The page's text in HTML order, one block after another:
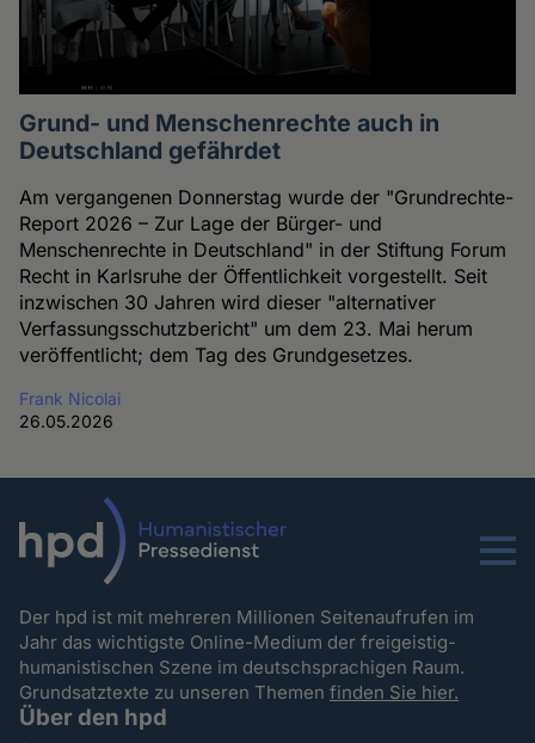
Grund- und Menschenrechte auch in
Deutschland gefährdet
Am vergangenen Donnerstag wurde der "Grundrechte-
Report 2026 – Zur Lage der Bürger- und
Menschenrechte in Deutschland" in der Stiftung Forum
Recht in Karlsruhe der Öffentlichkeit vorgestellt. Seit
inzwischen 30 Jahren wird dieser "alternativer
Verfassungsschutzbericht" um dem 23. Mai herum
veröffentlicht; dem Tag des Grundgesetzes.
Frank Nicolai
26.05.2026
Menu
Der hpd ist mit mehreren Millionen Seitenaufrufen im
Jahr das wichtigste Online-Medium der freigeistig-
humanistischen Szene im deutschsprachigen Raum.
Grundsatztexte zu unseren Themenfinden Sie hier.
Über den hpd